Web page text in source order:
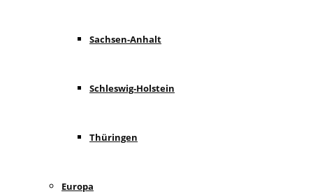
Sachsen-Anhalt
Schleswig-Holstein
Thüringen
Europa